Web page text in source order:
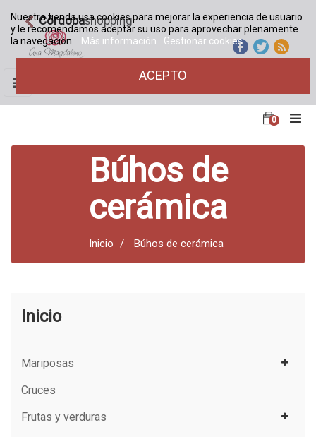
Córdobashopping
Nuestra tienda usa cookies para mejorar la experiencia de usuario
y le recomendamos aceptar su uso para aprovechar plenamente
la navegación.
Más información Gestionar cookies
ACEPTO
Navegación
de
palanca
☰
0
Búhos de
cerámica
Inicio Búhos de cerámica
Inicio
Mariposas
Cruces
Frutas y verduras